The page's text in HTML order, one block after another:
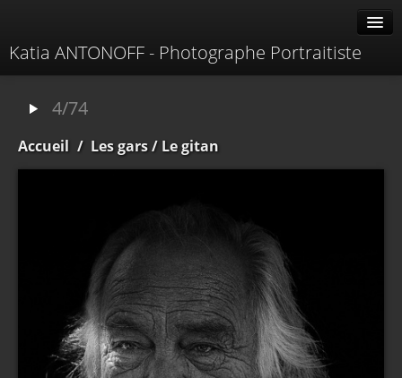
Katia ANTONOFF - Photographe Portraitiste
4/74
Accueil / Les gars/ Le gitan